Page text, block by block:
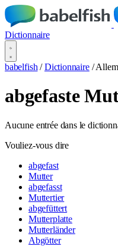
Dictionnaire
babelfish / Dictionnaire /
abgefaste
Aucune entrée dans le
Vouliez-vous dire
abgefast
Mutter
abgefasst
Muttertier
abgefüttert
Mutterplatte
Mutterländer
Abgötter